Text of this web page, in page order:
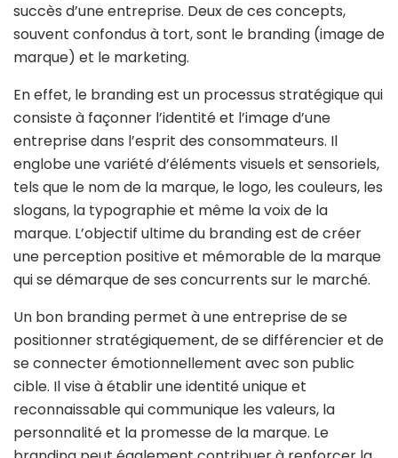
succès d’une entreprise. Deux de ces concepts,
souvent confondus à tort, sont le branding (image de
marque) et le marketing.
En effet, le branding est un processus stratégique qui
consiste à façonner l’identité et l’image d’une
entreprise dans l’esprit des consommateurs. Il
englobe une variété d’éléments visuels et sensoriels,
tels que le nom de la marque, le logo, les couleurs, les
slogans, la typographie et même la voix de la
marque. L’objectif ultime du branding est de créer
une perception positive et mémorable de la marque
qui se démarque de ses concurrents sur le marché.
Un bon branding permet à une entreprise de se
positionner stratégiquement, de se différencier et de
se connecter émotionnellement avec son public
cible. Il vise à établir une identité unique et
reconnaissable qui communique les valeurs, la
personnalité et la promesse de la marque. Le